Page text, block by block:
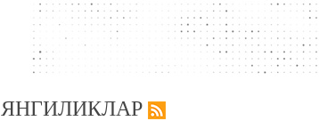
ЯНГИЛИКЛАР